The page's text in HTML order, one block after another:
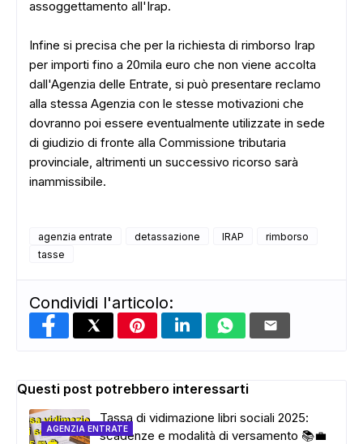
ADS
assoggettamento all'Irap.
Infine si precisa che per la richiesta di rimborso Irap
per importi fino a 20mila euro che non viene accolta
dall'Agenzia delle Entrate, si può presentare reclamo
alla stessa Agenzia con le stesse motivazioni che
dovranno poi essere eventualmente utilizzate in sede
di giudizio di fronte alla Commissione tributaria
provinciale, altrimenti un successivo ricorso sarà
inammissibile.
agenzia entrate detassazione IRAP
rimborso
tasse
Condividi l'articolo:
Questi post potrebbero interessarti
AGENZIA ENTRATE
Tassa di vidimazione libri sociali 2025:
scadenze e modalità di versamento 📚💼